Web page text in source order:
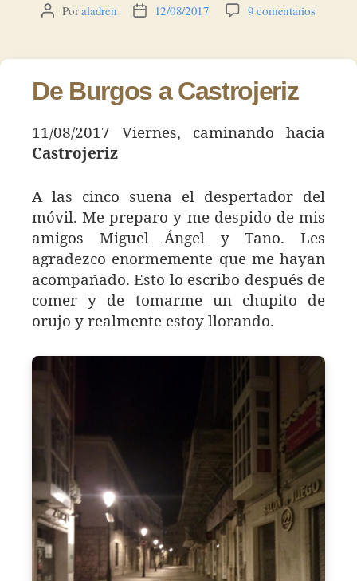
Autor
entrada
Poraladren
Fecha
entrada
12/08/2017 9 comentariosen
–
De Burgos a Castrojeriz
11/08/2017 Viernes, caminando hacia
Castrojeriz
A las cinco suena el despertador del
móvil. Me preparo y me despido de mis
amigos Miguel Ángel y Tano. Les
agradezco enormemente que me hayan
acompañado. Esto lo escribo después de
comer y de tomarme un chupito de
orujo y realmente estoy llorando.